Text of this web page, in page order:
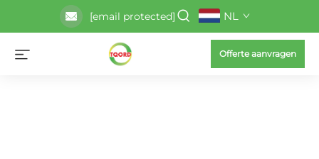
[email protected] NL
Offerte aanvragen